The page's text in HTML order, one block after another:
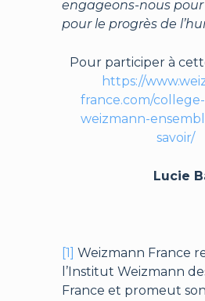
engageons-nous
pour le progrès de
Pour participer à
https://
france.com/
weizmann-
savoir/
Lucie
[1] Weizmann France
l’Institut Weizmann
France et promeut